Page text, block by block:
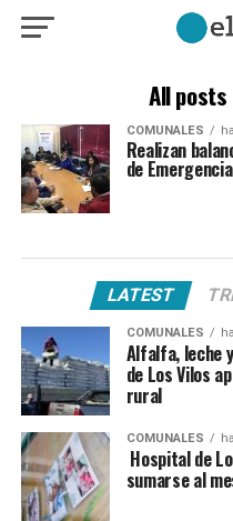
All
COMUNALES
Realizan
de
LATEST
COMUNALES
Alfalfa, leche
de Los Vilos
rural
COMUNALES
Hospital de
sumarse al